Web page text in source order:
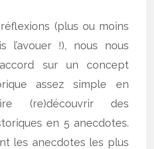
(plus ou moins
l’avouer !), nous nous
sur un concept
assez simple en
(re)découvrir des
en 5 anecdotes.
les anecdotes les plus